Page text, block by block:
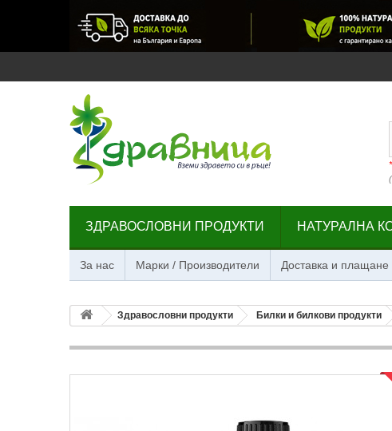
*
ЗДРАВОСЛОВНИ ПРОДУКТИ НАТУРАЛНА
За нас Марки / Производители Доставка и плащане
Здравословни продукти Билки и билкови продукти